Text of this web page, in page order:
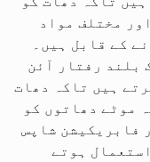
مختلف مواد
کے قابل ہیں۔
بلند رفتار آئن
ہیں تاکہ دھات
موٹے دھاتوں کو
فابریکیشن شاپس
ہوتے